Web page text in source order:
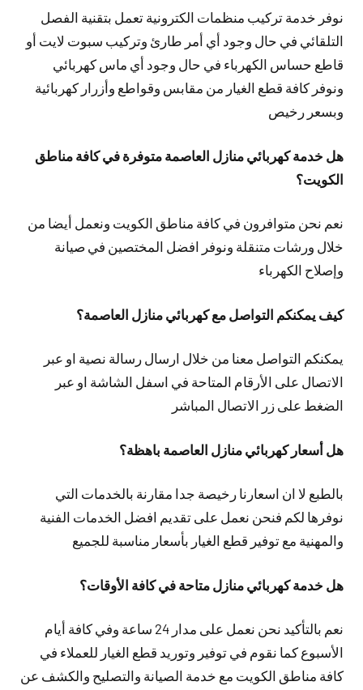
نوفر خدمة تركيب منظمات الكترونية تعمل بتقنية الفصل
التلقائي في حال وجود أي أمر طارئ وتركيب سبوت لايت أو
قاطع حساس الكهرباء في حال وجود أي ماس كهربائي
ونوفر كافة قطع الغيار من مقابس وقواطع وأزرار كهربائية
وبسعر رخيص
هل خدمة كهربائي منازل العاصمة متوفرة في كافة مناطق
الكويت؟
نعم نحن متوافرون في كافة مناطق الكويت ونعمل أيضا من
خلال ورشات متنقلة ونوفر افضل المختصين في صيانة
وإصلاح الكهرباء
كيف يمكنكم التواصل مع كهربائي منازل العاصمة؟
يمكنكم التواصل معنا من خلال ارسال رسالة نصية او عبر
الاتصال على الأرقام المتاحة في اسفل الشاشة او عبر
الضغط على زر الاتصال المباشر
هل أسعار كهربائي منازل العاصمة باهظة؟
بالطبع لا ان اسعارنا رخيصة جدا مقارنة بالخدمات التي
نوفرها لكم فنحن نعمل على تقديم افضل الخدمات الفنية
والمهنية مع توفير قطع الغيار بأسعار مناسبة للجميع
هل خدمة كهربائي منازل متاحة في كافة الأوقات؟
نعم بالتأكيد نحن نعمل على مدار 24 ساعة وفي كافة أيام
الأسبوع كما نقوم في توفير وتوريد قطع الغيار للعملاء في
كافة مناطق الكويت مع خدمة الصيانة والتصليح والكشف عن